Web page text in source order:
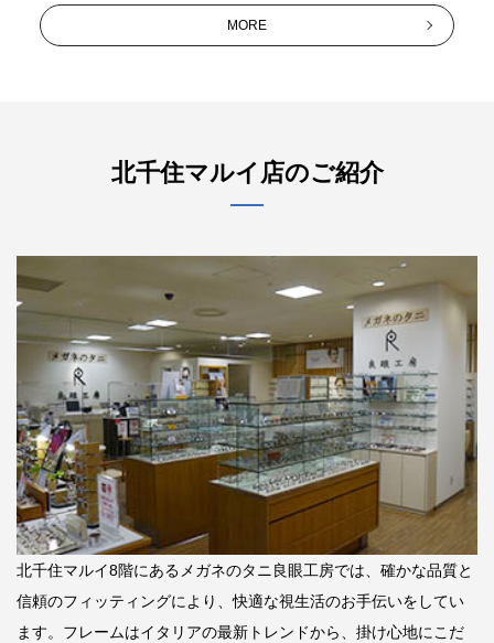
MORE
北千住マルイ店のご紹介
北千住マルイ8階にあるメガネのタニ良眼工房では、確かな品質と
信頼のフィッティングにより、快適な視生活のお手伝いをしてい
ます。フレームはイタリアの最新トレンドから、掛け心地にこだ